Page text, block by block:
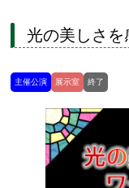
光の美しさ
主催公演 展示室 終了